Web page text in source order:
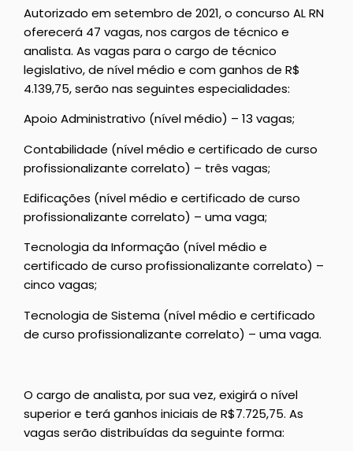
Autorizado em setembro de 2021, o concurso AL RN
oferecerá 47 vagas, nos cargos de técnico e
analista. As vagas para o cargo de técnico
legislativo, de nível médio e com ganhos de R$
4.139,75, serão nas seguintes especialidades:
Apoio Administrativo (nível médio) – 13 vagas;
Contabilidade (nível médio e certificado de curso
profissionalizante correlato) – três vagas;
Edificações (nível médio e certificado de curso
profissionalizante correlato) – uma vaga;
Tecnologia da Informação (nível médio e
certificado de curso profissionalizante correlato) –
cinco vagas;
Tecnologia de Sistema (nível médio e certificado
de curso profissionalizante correlato) – uma vaga.
O cargo de analista, por sua vez, exigirá o nível
superior e terá ganhos iniciais de R$7.725,75. As
vagas serão distribuídas da seguinte forma: